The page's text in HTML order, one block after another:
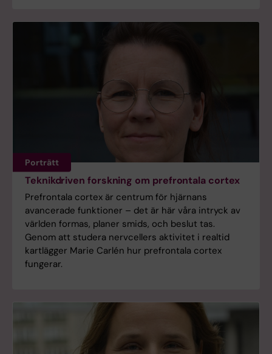
Porträtt
Teknikdriven forskning om prefrontala cortex
Prefrontala cortex är centrum för hjärnans
avancerade funktioner – det är här våra intryck av
världen formas, planer smids, och beslut tas.
Genom att studera nervcellers aktivitet i realtid
kartlägger Marie Carlén hur prefrontala cortex
fungerar.